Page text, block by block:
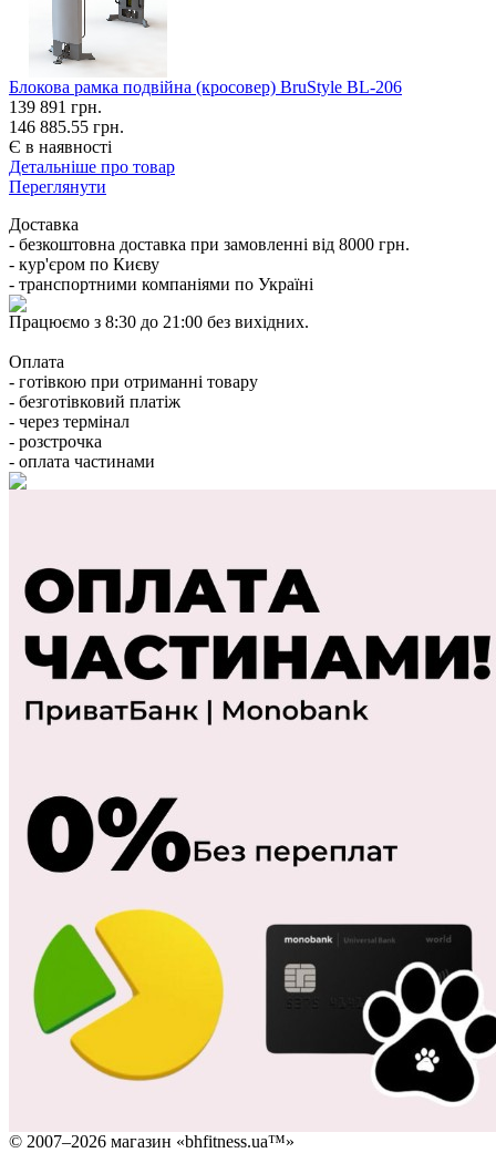
Блокова рамка подвійна (кросовер) BruStyle BL-206
139 891 грн.
146 885.55 грн.
Є в наявності
Детальніше про товар
Переглянути
Доставка
- безкоштовна доставка при замовленні від 8000 грн.
- кур'єром по Києву
- транспортними компаніями по Україні
Працюємо з 8:30 до 21:00 без вихідних.
Оплата
- готівкою при отриманні товару
- безготівковий платіж
- через термінал
- розстрочка
- оплата частинами
© 2007–2026 магазин «bhfitness.ua™»